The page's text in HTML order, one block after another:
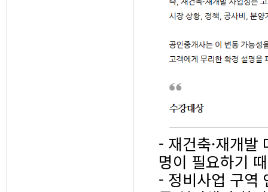
- 재건축·재개발
명이 필요하기
- 정비사업 구역